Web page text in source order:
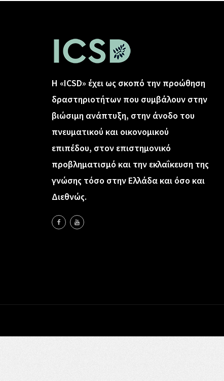
Η «ICSD» έχει ως σκοπό την προώθηση
δραστηριοτήτων που συμβάλουν στην
βιώσιμη ανάπτυξη, στην άνοδο του
πνευματικού και οικονομικού
επιπέδου, στον επιστημονικό
προβληματισμό και την εκλαΐκευση της
γνώσης τόσο στην Ελλάδα και όσο και
Διεθνώς.